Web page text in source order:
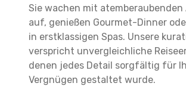
Sie wachen mit atemberaubenden
auf, genießen Gourmet-Dinner
in erstklassigen Spas. Unsere
verspricht unvergleichliche
denen jedes Detail sorgfältig für
Vergnügen gestaltet wurde.